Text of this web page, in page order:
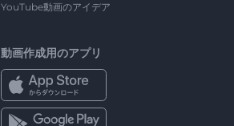
YouTube動画のアイデア
動画作成用のアプリ